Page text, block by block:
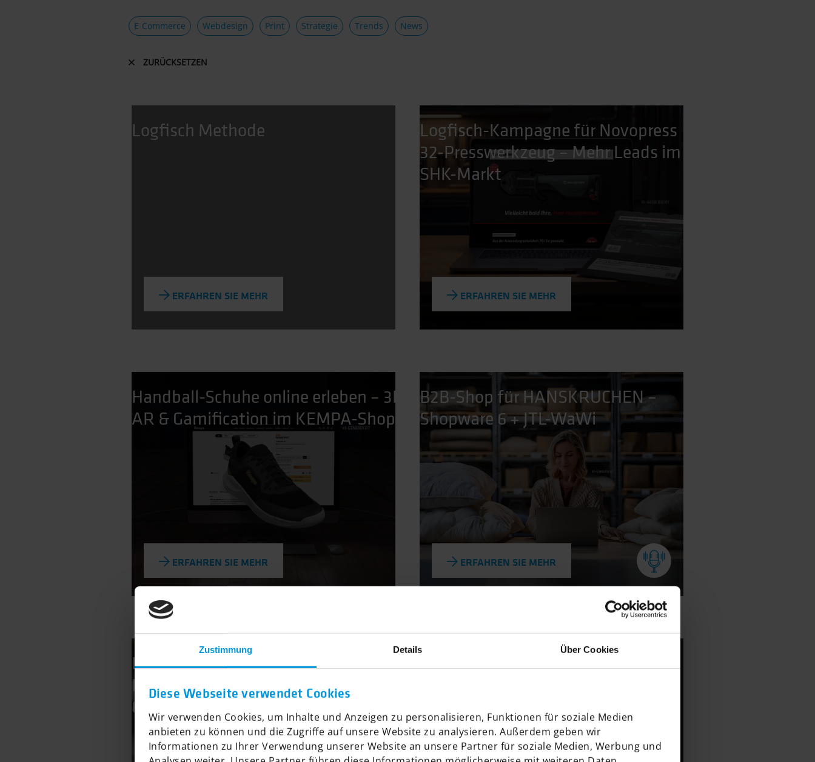
Zustimmung Details Über Cookies
Diese Webseite verwendet Cookies
Wir verwenden Cookies, um Inhalte und Anzeigen zu personalisieren, Funktionen für soziale Medien
anbieten zu können und die Zugriffe auf unsere Website zu analysieren. Außerdem geben wir
Informationen zu Ihrer Verwendung unserer Website an unsere Partner für soziale Medien, Werbung und
E-Commerce Webdesign Print Strategie Trends News
ZURÜCKSETZEN
Logfisch Methode
ERFAHREN SIE MEHR
Logfisch-Kampagne für Novopress
32-Presswerkzeug – Mehr Leads im
SHK-Markt
ERFAHREN SIE MEHR
Handball-Schuhe online erleben – 3D,
AR & Gamification im KEMPA-Shop
ERFAHREN SIE MEHR
B2B-Shop für HANSKRUCHEN –
Shopware 6 + JTL-WaWi
ERFAHREN SIE MEHR
Davidoff:
Neuer Brandchannel – Headless
Commerce mit Shopware 6
WOLSDORFF Tobacco: